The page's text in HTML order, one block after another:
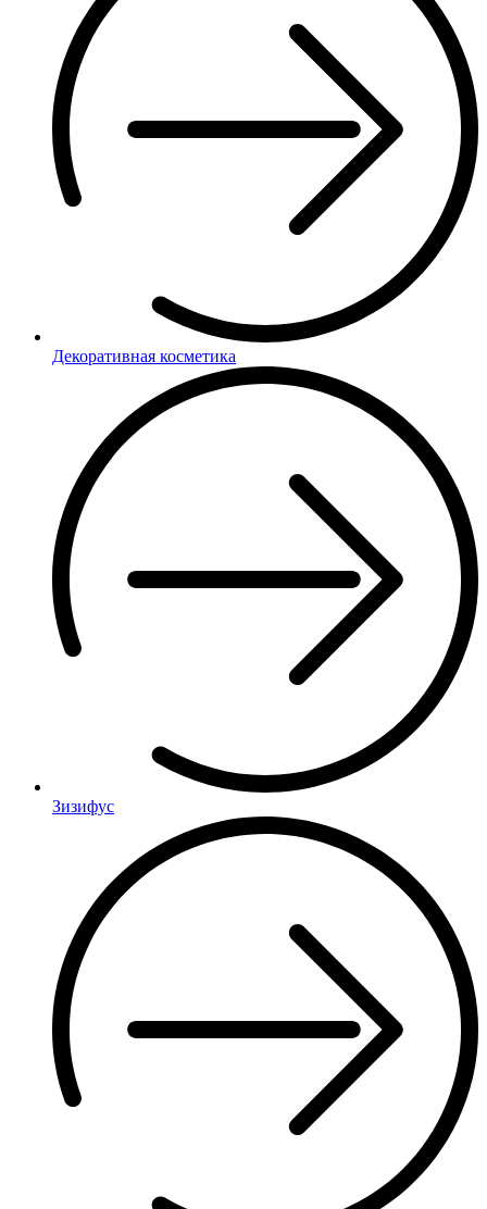
Декоративная косметика
Зизифус